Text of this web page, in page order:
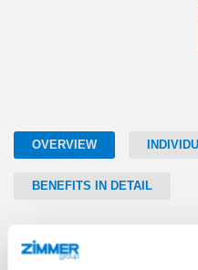
OVERVIEW
BENEFITS IN DETAIL
INSTALLATION SIZE: LSX25